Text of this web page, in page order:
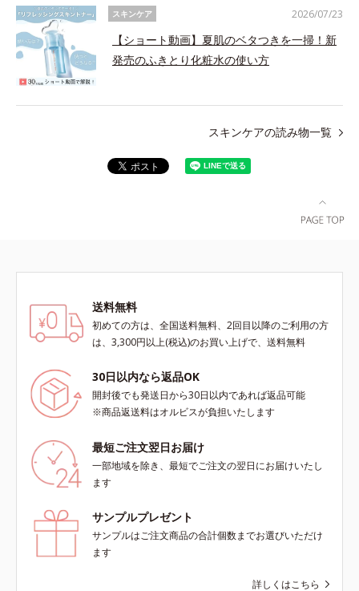
スキンケア
【ショート動画】夏肌のベタつきを一掃！新
発売のふきとり化粧水の使い方
2026/07/23
スキンケアの読み物一覧
送料無料
初めての方は、全国送料無料、2回目以降のご利用の方
は、3,300円以上(税込)のお買い上げで、送料無料
30日以内なら返品OK
開封後でも発送日から30日以内であれば返品可能
※商品返送料はオルビスが負担いたします
最短ご注文翌日お届け
一部地域を除き、最短でご注文の翌日にお届けいたし
ます
サンプルプレゼント
サンプルはご注文商品の合計個数までお選びいただけ
ます
詳しくはこちら